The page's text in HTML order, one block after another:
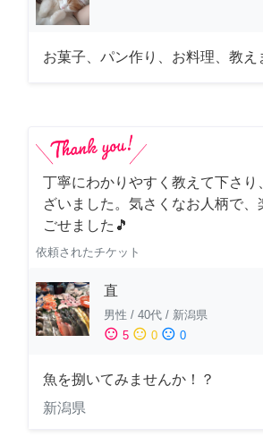
お菓子、パン作り、お料理、教え
丁寧にわかりやすく教えて下さり
ざいました。気さくなお人柄で、
ごせました🎵
依頼されたチケット
直
男性 / 40代 / 新潟県
sentiment_satisfied 5 sentiment_neutral 0 sentiment_dissatisfied 0
魚を捌いてみませんか！？
新潟県